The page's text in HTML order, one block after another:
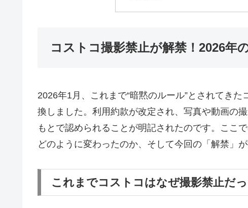
コストコ撮影禁止が解禁！2026年
2026年1月、これまで“暗黙のルール”とされてき
換しました。利用約款が改定され、写真や動画の
もとで認められることが明記されたのです。ここ
どのように変わったのか、そして今回の「解禁」
これまでコストコはなぜ撮影禁止だ